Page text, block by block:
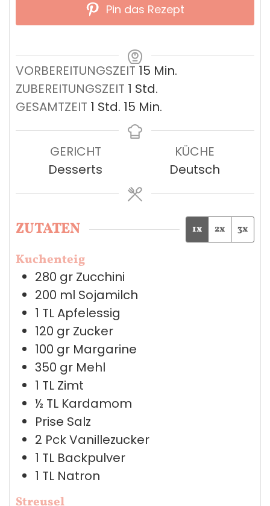
Pin das Rezept
VORBEREITUNGSZEIT 15 Minuten
Min.
ZUBEREITUNGSZEIT 1 Stunde
Std.
GESAMTZEIT 1 Stunde
Std. 15 Minuten
Min.
GERICHT
Desserts
KÜCHE
Deutsch
ZUTATEN 1x 2x 3x
Kuchenteig
280 gr Zucchini
200 ml Sojamilch
1 TLApfelessig
120 gr Zucker
100 gr Margarine
350 gr Mehl
1 TL Zimt
½ TL Kardamom
Prise Salz
2 PckVanillezucker
1 TL Backpulver
1 TL Natron
Streusel